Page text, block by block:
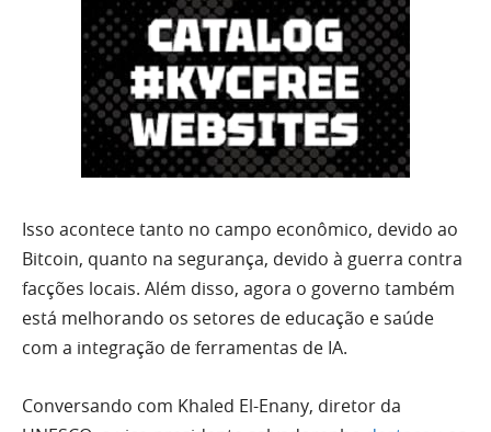
Isso acontece tanto no campo econômico, devido ao
Bitcoin, quanto na segurança, devido à guerra contra
facções locais. Além disso, agora o governo também
está melhorando os setores de educação e saúde
com a integração de ferramentas de IA.
Conversando com Khaled El-Enany, diretor da